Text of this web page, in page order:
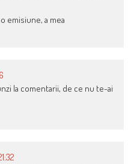
emisiune, a mea
la comentarii, de ce nu te-ai